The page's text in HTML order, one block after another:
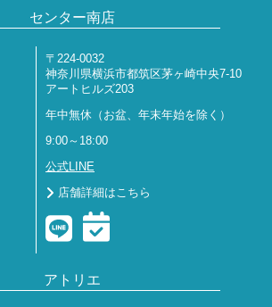
センター南店
〒224-0032
神奈川県横浜市都筑区茅ヶ崎中央7-10
アートヒルズ203
年中無休（お盆、年末年始を除く）
9:00～18:00
公式LINE
店舗詳細はこちら
アトリエ